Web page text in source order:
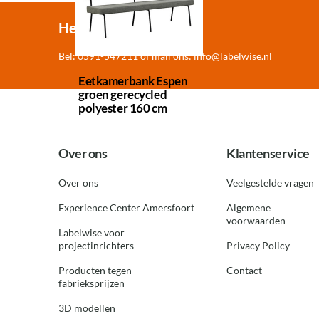
Eetkamerbank Espen
groen gerecycled
polyester 160 cm
Heeft u vragen?
Bel: 0591-547211 of mail ons:info@labelwise.nl
Over ons
Over ons
Experience Center Amersfoort
Labelwise voor
projectinrichters
Producten tegen
fabrieksprijzen
3D modellen
Klantenservice
Veelgestelde vragen
Algemene
voorwaarden
Privacy Policy
Contact